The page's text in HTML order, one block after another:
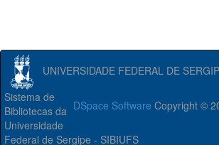
UNIVERSIDADE FEDERAL DE
DSpace Software Copyright ©
Sistema de
Bibliotecas da
Universidade
Federal de Sergipe - SIBIUFS